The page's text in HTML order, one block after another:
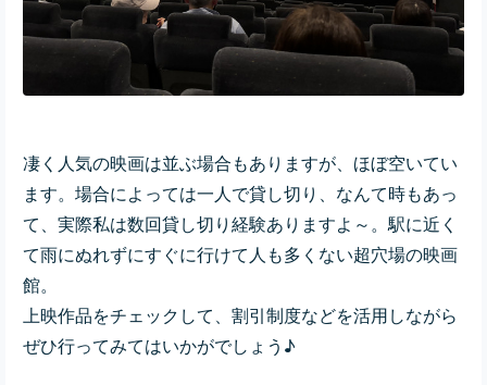
凄く人気の映画は並ぶ場合もありますが、ほぼ空いてい
ます。場合によっては一人で貸し切り、なんて時もあっ
て、実際私は数回貸し切り経験ありますよ～。駅に近く
て雨にぬれずにすぐに行けて人も多くない超穴場の映画
館。
上映作品をチェックして、割引制度などを活用しながら
ぜひ行ってみてはいかがでしょう♪